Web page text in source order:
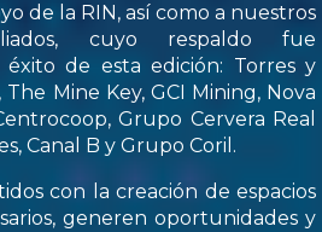
de la RIN, así como a nuestros
cuyo respaldo fue
de esta edición: Torres y
Mine Key, GCI Mining, Nova
Grupo Cervera Real
Canal B y Grupo Coril.
con la creación de espacios
generen oportunidades y